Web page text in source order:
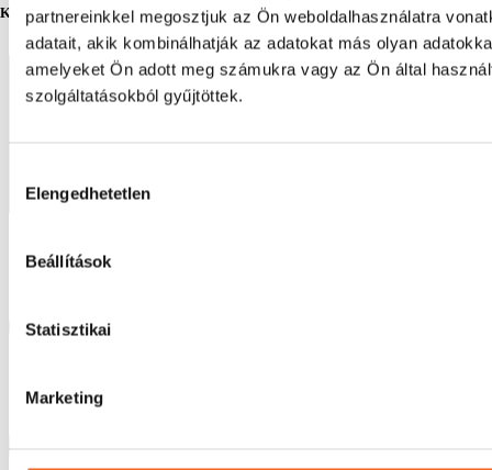
partnereinkkel megosztjuk az Ön weboldalhasználatra
adatait, akik kombinálhatják az adatokat más olyan
amelyeket Ön adott meg számukra vagy az Ön által
szolgáltatásokból gyűjtöttek.
kiválasztása
Elengedhetetlen
Beállítások
Statisztikai
Marketing
Kérj egyedi árajánlatot!